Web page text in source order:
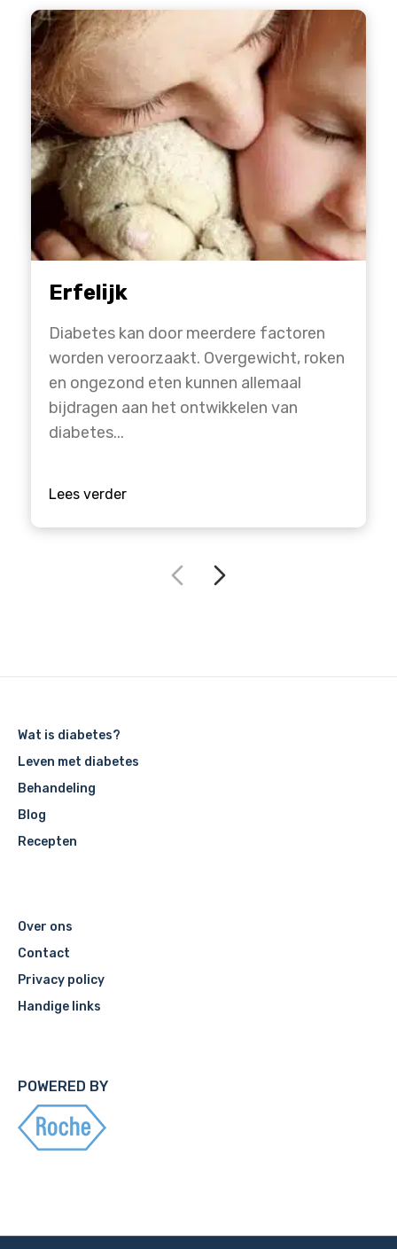
Erfelijk
Diabetes kan door meerdere factoren
worden veroorzaakt. Overgewicht, roken
en ongezond eten kunnen allemaal
bijdragen aan het ontwikkelen van
diabetes...
Lees verder
Wat is diabetes?
Leven met diabetes
Behandeling
Blog
Recepten
Over ons
Contact
Privacy policy
Handige links
POWERED BY